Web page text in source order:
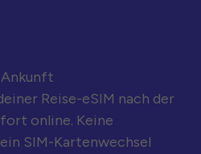
Reise-eSIM nach der
online. Keine
SIM-Kartenwechsel